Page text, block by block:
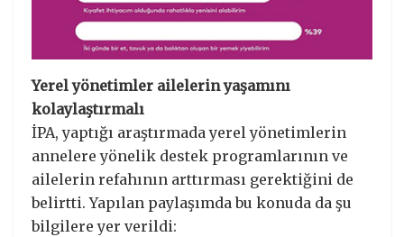
Yerel yönetimler ailelerin yaşamını
kolaylaştırmalı
İPA, yaptığı araştırmada yerel yönetimlerin
annelere yönelik destek programlarının ve
ailelerin refahının arttırması gerektiğini de
belirtti. Yapılan paylaşımda bu konuda da şu
bilgilere yer verildi: